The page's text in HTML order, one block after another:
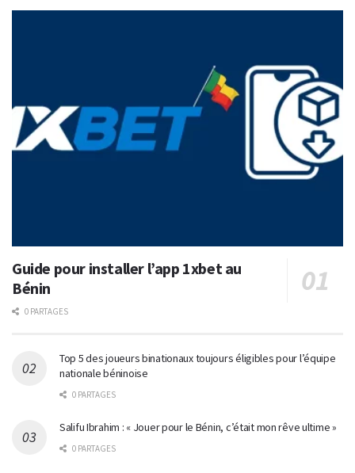
Guide pour installer l’app 1xbet au
Bénin
0 PARTAGES
Top 5 des joueurs binationaux toujours éligibles pour l’équipe
nationale béninoise
0 PARTAGES
Salifu Ibrahim : « Jouer pour le Bénin, c’était mon rêve ultime »
0 PARTAGES